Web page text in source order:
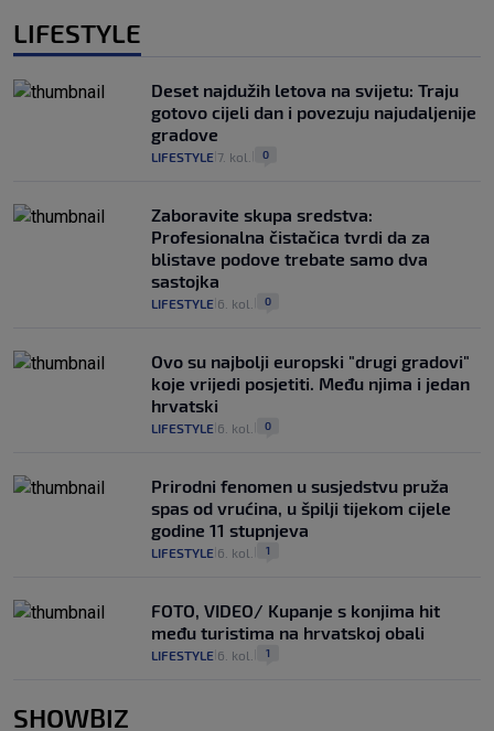
LIFESTYLE
Deset najdužih letova na svijetu: Traju
gotovo cijeli dan i povezuju najudaljenije
gradove
LIFESTYLE 7. kol. 0
Zaboravite skupa sredstva:
Profesionalna čistačica tvrdi da za
blistave podove trebate samo dva
sastojka
LIFESTYLE 6. kol. 0
Ovo su najbolji europski "drugi gradovi"
koje vrijedi posjetiti. Među njima i jedan
hrvatski
LIFESTYLE 6. kol. 0
Prirodni fenomen u susjedstvu pruža
spas od vrućina, u špilji tijekom cijele
godine 11 stupnjeva
LIFESTYLE 6. kol. 1
FOTO, VIDEO/ Kupanje s konjima hit
među turistima na hrvatskoj obali
LIFESTYLE 6. kol. 1
SHOWBIZ